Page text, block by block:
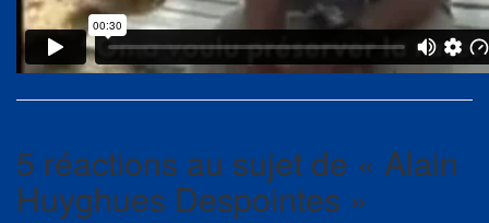
5 réactions au sujet de « Alain
Huyghues Despointes »